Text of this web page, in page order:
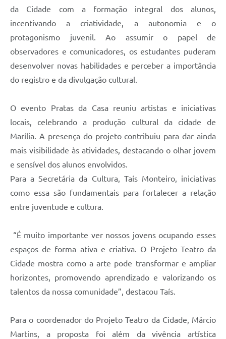
da Cidade com a formação integral dos alunos,
incentivando a criatividade, a autonomia e o
protagonismo juvenil. Ao assumir o papel de
observadores e comunicadores, os estudantes puderam
desenvolver novas habilidades e perceber a importância
do registro e da divulgação cultural.
O evento Pratas da Casa reuniu artistas e iniciativas
locais, celebrando a produção cultural da cidade de
Marília. A presença do projeto contribuiu para dar ainda
mais visibilidade às atividades, destacando o olhar jovem
e sensível dos alunos envolvidos.
Para a Secretária da Cultura, Taís Monteiro, iniciativas
como essa são fundamentais para fortalecer a relação
entre juventude e cultura.
“É muito importante ver nossos jovens ocupando esses
espaços de forma ativa e criativa. O Projeto Teatro da
Cidade mostra como a arte pode transformar e ampliar
horizontes, promovendo aprendizado e valorizando os
talentos da nossa comunidade”, destacou Taís.
Para o coordenador do Projeto Teatro da Cidade, Márcio
Martins, a proposta foi além da vivência artística